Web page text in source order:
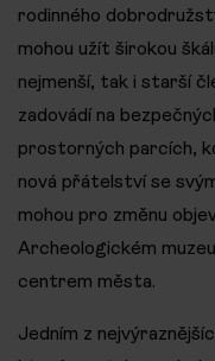
rodinného
mohou užít širokou
nejmenší, tak i starší
zadovádí na
prostorných parcích,
nová přátelství se
mohou pro změnu
Archeologickém
centrem města.
Jedním z